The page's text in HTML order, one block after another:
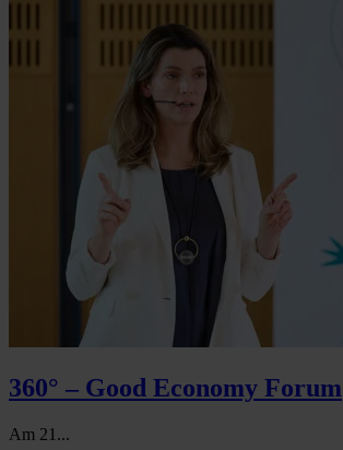
360° – Good Economy Forum
Am 21...